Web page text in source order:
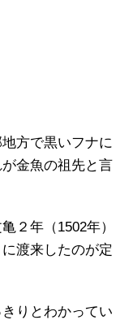
方で黒いフナに
金魚の祖先と言
２年（1502年）
渡来したのが定
りとわかってい